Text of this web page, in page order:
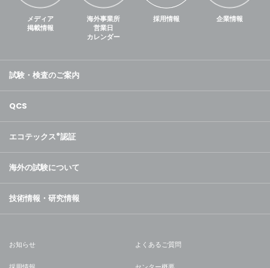
メディア
掲載情報
海外事業所
営業日
カレンダー
採用情報 企業情報
試験・検査のご案内
QCS
エコテックス®認証
海外の試験について
技術情報・研究情報
お知らせ よくあるご質問